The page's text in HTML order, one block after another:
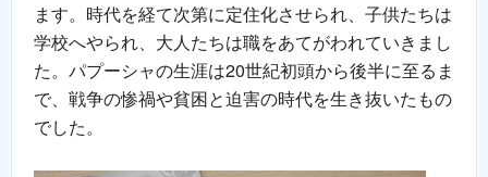
ます。時代を経て次第に定住化させられ、子供たちは
学校へやられ、大人たちは職をあてがわれていきまし
た。パプーシャの生涯は20世紀初頭から後半に至るま
で、戦争の惨禍や貧困と迫害の時代を生き抜いたもの
でした。